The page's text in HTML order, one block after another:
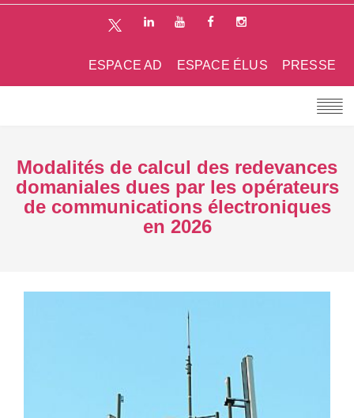
PRESSE
ESPACE ÉLUS
ESPACE AD
Modalités de calcul des redevances
domaniales dues par les opérateurs
de communications électroniques
en 2026